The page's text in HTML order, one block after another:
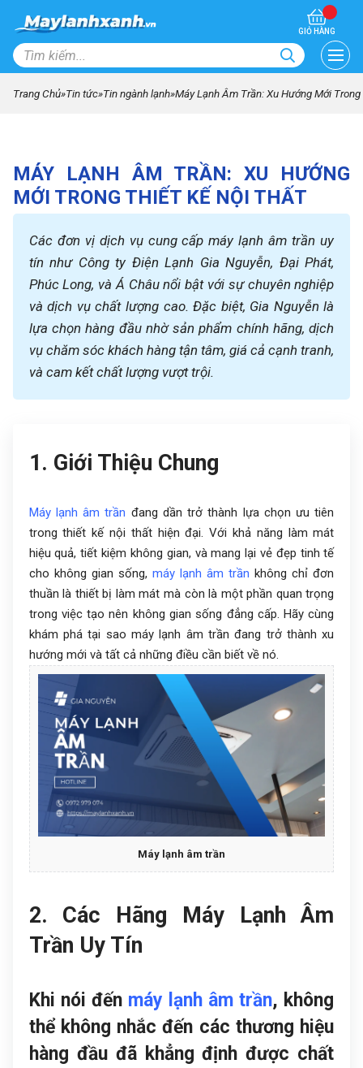
GIỎ HÀNG
Trang Chủ»Tin tức»Tin ngành lạnh»Máy Lạnh Âm Trần: Xu Hướng Mới
MÁY LẠNH ÂM TRẦN: XU HƯỚNG
MỚI TRONG THIẾT KẾ NỘI THẤT
Các đơn vị dịch vụ cung cấp máy lạnh âm trần uy
tín như Công ty Điện Lạnh Gia Nguyễn, Đại Phát,
Phúc Long, và Á Châu nổi bật với sự chuyên nghiệp
và dịch vụ chất lượng cao. Đặc biệt, Gia Nguyễn là
lựa chọn hàng đầu nhờ sản phẩm chính hãng, dịch
vụ chăm sóc khách hàng tận tâm, giá cả cạnh tranh,
và cam kết chất lượng vượt trội.
1. Giới Thiệu Chung
Máy lạnh âm trần đang dần trở thành lựa chọn ưu tiên
trong thiết kế nội thất hiện đại. Với khả năng làm mát
hiệu quả, tiết kiệm không gian, và mang lại vẻ đẹp tinh tế
cho không gian sống, máy lạnh âm trần không chỉ đơn
thuần là thiết bị làm mát mà còn là một phần quan trọng
trong việc tạo nên không gian sống đẳng cấp. Hãy cùng
khám phá tại sao máy lạnh âm trần đang trở thành xu
hướng mới và tất cả những điều cần biết về nó.
Máy lạnh âm trần
2. Các Hãng Máy Lạnh Âm
Trần Uy Tín
Khi nói đến máy lạnh âm trần, không
thể không nhắc đến các thương hiệu
hàng đầu đã khẳng định được chất